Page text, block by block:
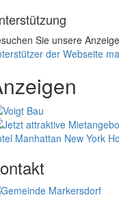
Sie unsere
der Webseite
Manhattan New York